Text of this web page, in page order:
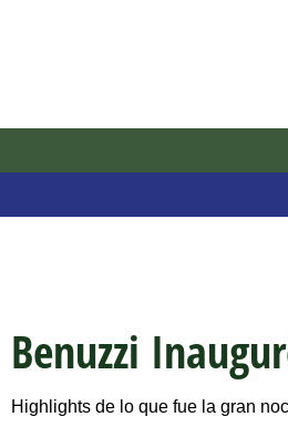
Benuzzi
Highlights de lo que fue la gran